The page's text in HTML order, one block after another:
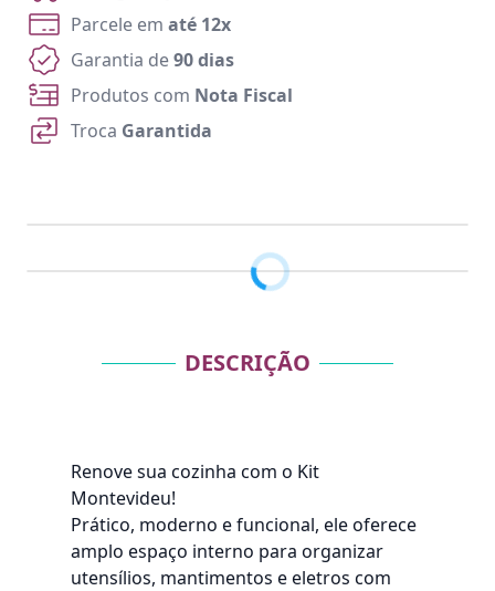
Parcele em até 12x
Garantia de90 dias
Produtos com Nota Fiscal
Troca Garantida
DESCRIÇÃO
Renove sua cozinha com o Kit
Montevideu!
Prático, moderno e funcional, ele oferece
amplo espaço interno para organizar
utensílios, mantimentos e eletros com